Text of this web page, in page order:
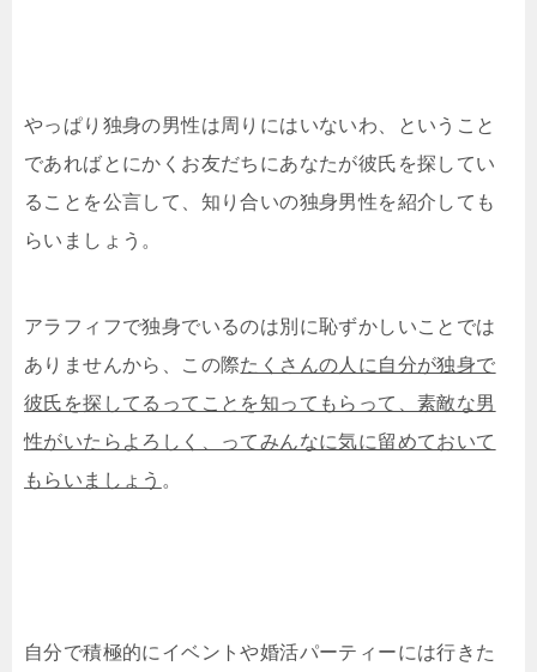
やっぱり独身の男性は周りにはいないわ、ということ
であればとにかくお友だちにあなたが彼氏を探してい
ることを公言して、知り合いの独身男性を紹介しても
らいましょう。
アラフィフで独身でいるのは別に恥ずかしいことでは
ありませんから、この際たくさんの人に自分が独身で
彼氏を探してるってことを知ってもらって、素敵な男
性がいたらよろしく、ってみんなに気に留めておいて
もらいましょう 。
自分で積極的にイベントや婚活パーティーには行きた